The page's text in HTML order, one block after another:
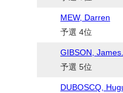
MEW, Darren
予選 4位
GIBSON, James...
予選 5位
DUBOSCQ,